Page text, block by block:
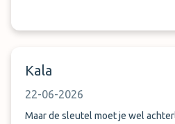
Kala
22-06-2026
Maar de sleutel moet je wel